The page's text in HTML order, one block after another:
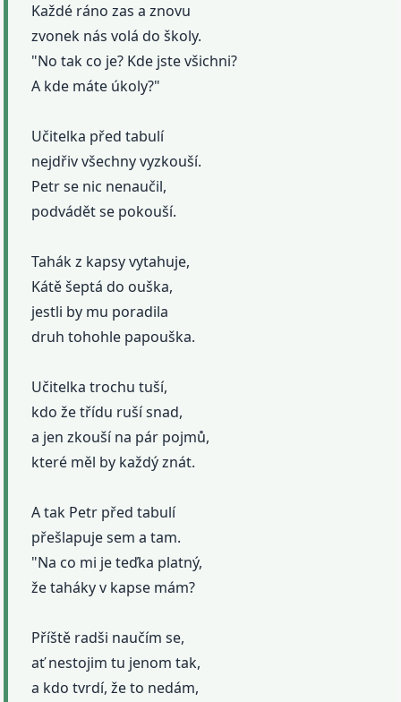
Každé ráno zas a znovu
zvonek nás volá do školy.
"No tak co je? Kde jste všichni?
A kde máte úkoly?"
Učitelka před tabulí
nejdřiv všechny vyzkouší.
Petr se nic nenaučil,
podvádět se pokouší.
Tahák z kapsy vytahuje,
Kátě šeptá do ouška,
jestli by mu poradila
druh tohohle papouška.
Učitelka trochu tuší,
kdo že třídu ruší snad,
a jen zkouší na pár pojmů,
které měl by každý znát.
A tak Petr před tabulí
přešlapuje sem a tam.
"Na co mi je teďka platný,
že taháky v kapse mám?
Příště radši naučím se,
ať nestojim tu jenom tak,
a kdo tvrdí, že to nedám,